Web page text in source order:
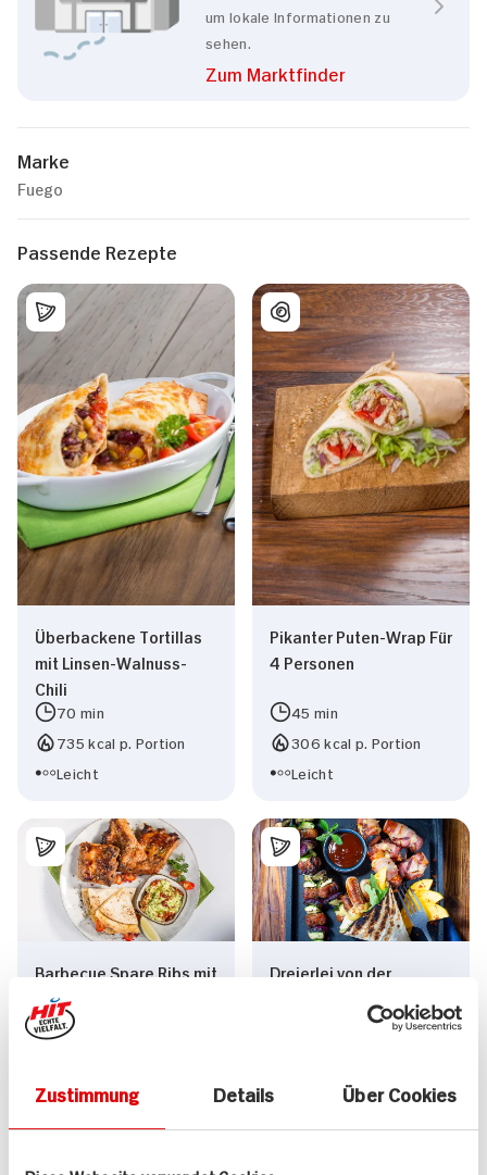
Zustimmung Details Über Cookies
um lokale Informationen zu
sehen.
Zum Marktfinder
Marke
Fuego
Passende Rezepte
Überbackene Tortillas
mit Linsen-Walnuss-
Chili
70 min
735 kcal p. Portion
Leicht
Pikanter Puten-Wrap Für
4 Personen
45 min
306 kcal p. Portion
Leicht
Barbecue Spare Ribs mit
Guacamole und Käse
Quesadi
120 min
Dreierlei von der
Chorizospieße,
Käse-Wiener-Würste
50 min